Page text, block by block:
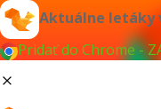
Aktuálne letáky
Pridať do Chrome -